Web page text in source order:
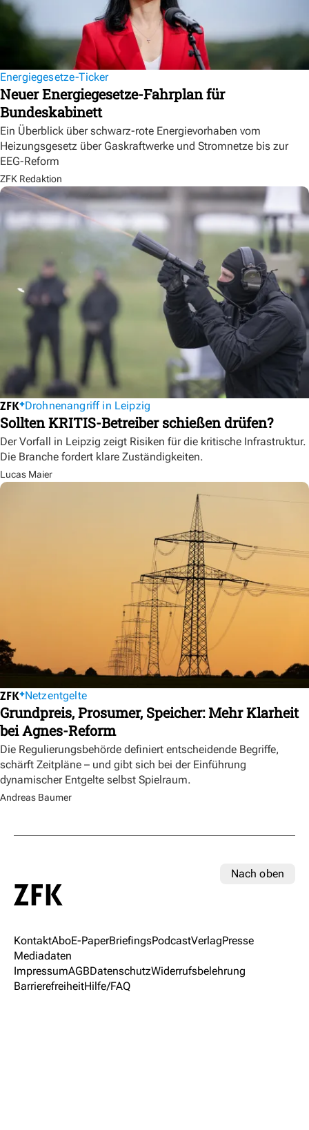
Energiegesetze-Ticker
Neuer Energiegesetze-Fahrplan für
Bundeskabinett
Ein Überblick über schwarz-rote Energievorhaben vom
Heizungsgesetz über Gaskraftwerke und Stromnetze bis zur
EEG-Reform
ZFK Redaktion
Drohnenangriff in Leipzig
Sollten KRITIS-Betreiber schießen drüfen?
Der Vorfall in Leipzig zeigt Risiken für die kritische Infrastruktur.
Die Branche fordert klare Zuständigkeiten.
Lucas Maier
Netzentgelte
Grundpreis, Prosumer, Speicher: Mehr Klarheit
bei Agnes-Reform
Die Regulierungsbehörde definiert entscheidende Begriffe,
schärft Zeitpläne – und gibt sich bei der Einführung
dynamischer Entgelte selbst Spielraum.
Andreas Baumer
Nach oben
KontaktAboE-PaperBriefingsPodcastVerlagPresse
Mediadaten
ImpressumAGBDatenschutzWiderrufsbelehrung
BarrierefreiheitHilfe/FAQ